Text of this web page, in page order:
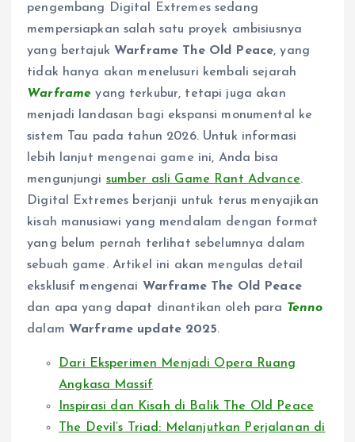
pengembang Digital Extremes sedang
mempersiapkan salah satu proyek ambisiusnya
yang bertajuk Warframe The Old Peace, yang
tidak hanya akan menelusuri kembali sejarah
Warframe yang terkubur, tetapi juga akan
menjadi landasan bagi ekspansi monumental ke
sistem Tau pada tahun 2026. Untuk informasi
lebih lanjut mengenai game ini, Anda bisa
mengunjungi sumber asli Game Rant Advance.
Digital Extremes berjanji untuk terus menyajikan
kisah manusiawi yang mendalam dengan format
yang belum pernah terlihat sebelumnya dalam
sebuah game. Artikel ini akan mengulas detail
eksklusif mengenai Warframe The Old Peace
dan apa yang dapat dinantikan oleh para Tenno
dalam Warframe update 2025.
Dari Eksperimen Menjadi Opera Ruang
Angkasa Massif
Inspirasi dan Kisah di Balik The Old Peace
The Devil’s Triad: Melanjutkan Perjalanan di